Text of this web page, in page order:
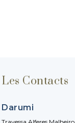
Les Contacts
Darumi